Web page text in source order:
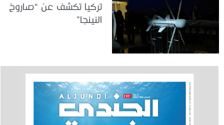
تركيا تكشف عن “صاروخ
النينجا”